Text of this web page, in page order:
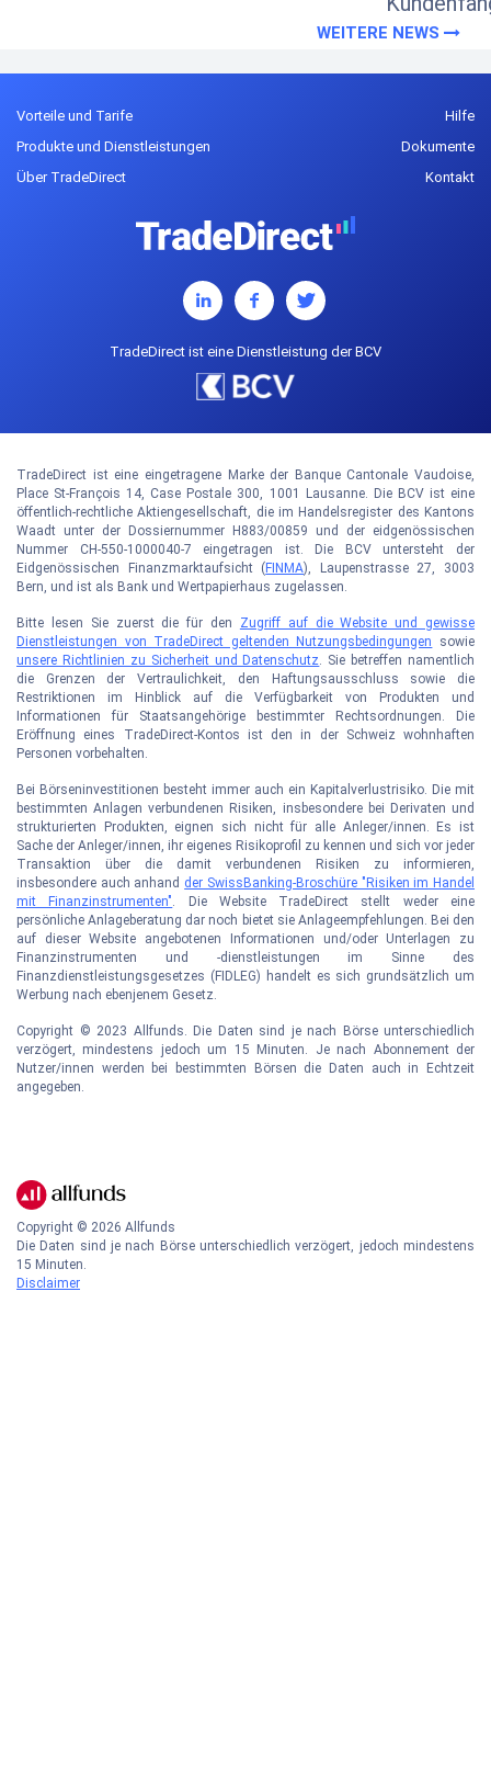
WEITERE NEWS
Vorteile und Tarife
Produkte und Dienstleistungen
Über TradeDirect
Hilfe
Dokumente
Kontakt
TradeDirect ist eine Dienstleistung der BCV
TradeDirect ist eine eingetragene Marke der Banque Cantonale Vaudoise,
Place St-François 14, Case Postale 300, 1001 Lausanne. Die BCV ist eine
öffentlich-rechtliche Aktiengesellschaft, die im Handelsregister des Kantons
Waadt unter der Dossiernummer H883/00859 und der eidgenössischen
Nummer CH-550-1000040-7 eingetragen ist. Die BCV untersteht der
Eidgenössischen Finanzmarktaufsicht (FINMA), Laupenstrasse 27, 3003
Bern, und ist als Bank und Wertpapierhaus zugelassen.
Bitte lesen Sie zuerst die für den Zugriff auf die Website und gewisse
Dienstleistungen von TradeDirect geltenden Nutzungsbedingungen
sowie
unsere Richtlinien zu Sicherheit und Datenschutz. Sie betreffen namentlich
die Grenzen der Vertraulichkeit, den Haftungsausschluss sowie die
Restriktionen im Hinblick auf die Verfügbarkeit von Produkten und
Informationen für Staatsangehörige bestimmter Rechtsordnungen. Die
Eröffnung eines TradeDirect-Kontos ist den in der Schweiz wohnhaften
Personen vorbehalten.
Bei Börseninvestitionen besteht immer auch ein Kapitalverlustrisiko. Die mit
bestimmten Anlagen verbundenen Risiken, insbesondere bei Derivaten und
strukturierten Produkten, eignen sich nicht für alle Anleger/innen. Es ist
Sache der Anleger/innen, ihr eigenes Risikoprofil zu kennen und sich vor jeder
Transaktion über die damit verbundenen Risiken zu informieren,
insbesondere auch anhand der SwissBanking-Broschüre "Risiken im Handel
mit Finanzinstrumenten". Die Website TradeDirect stellt weder eine
persönliche Anlageberatung dar noch bietet sie Anlageempfehlungen. Bei den
auf dieser Website angebotenen Informationen und/oder Unterlagen zu
Finanzinstrumenten und -dienstleistungen im Sinne des
Finanzdienstleistungsgesetzes (FIDLEG) handelt es sich grundsätzlich um
Werbung nach ebenjenem Gesetz.
Copyright © 2023 Allfunds. Die Daten sind je nach Börse unterschiedlich
verzögert, mindestens jedoch um 15 Minuten. Je nach Abonnement der
Nutzer/innen werden bei bestimmten Börsen die Daten auch in Echtzeit
angegeben.
Copyright © 2026 Allfunds
Die Daten sind je nach Börse unterschiedlich verzögert, jedoch mindestens
15 Minuten.
Disclaimer